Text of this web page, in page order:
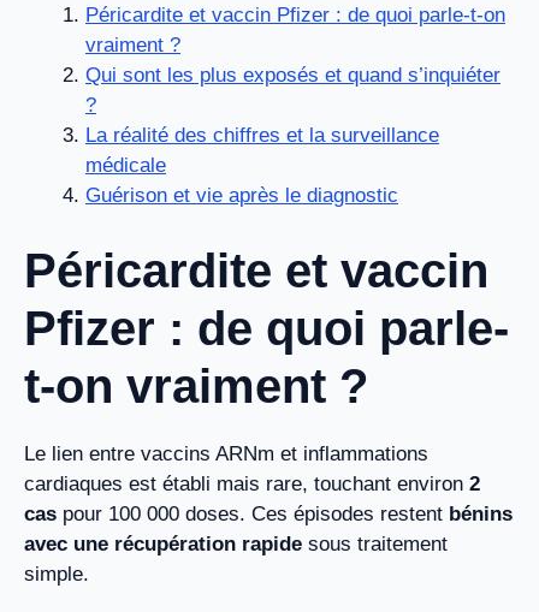
Péricardite et vaccin Pfizer : de quoi parle-t-on
vraiment ?
Qui sont les plus exposés et quand s’inquiéter
?
La réalité des chiffres et la surveillance
médicale
Guérison et vie après le diagnostic
Péricardite et vaccin
Pfizer : de quoi parle-
t-on vraiment ?
Le lien entre vaccins ARNm et inflammations
cardiaques est établi mais rare, touchant environ 2
cas pour 100 000 doses. Ces épisodes restent bénins
avec une récupération rapide sous traitement
simple.